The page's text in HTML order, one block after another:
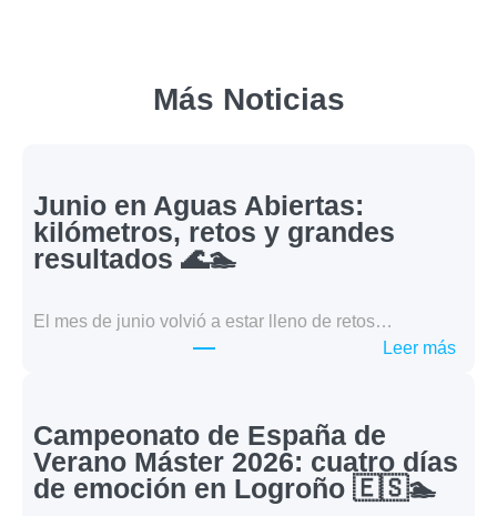
Más Noticias
Junio en Aguas Abiertas:
kilómetros, retos y grandes
resultados 🌊🏊
El mes de junio volvió a estar lleno de retos…
Leer más:
Campeonato de España de
Verano Máster 2026: cuatro días
de emoción en Logroño 🇪🇸🏊